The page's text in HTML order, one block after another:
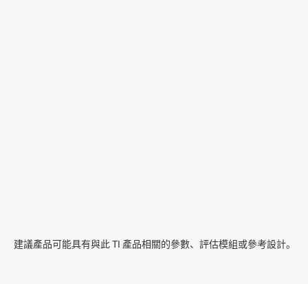
建議產品可能具有與此 TI 產品相關的參數、評估模組或參考設計。